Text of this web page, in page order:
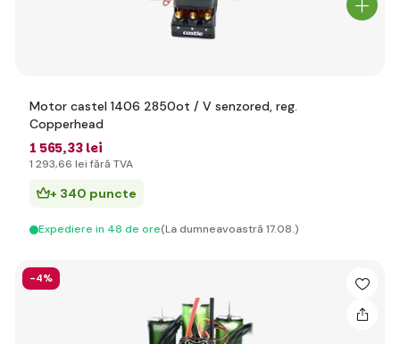
Motor castel 1406 2850ot / V senzored, reg.
Copperhead
1 565,33 lei
1 293,66 lei fără TVA
+ 340 puncte
Expediere in 48 de ore(La dumneavoastră 17.08.)
-4%